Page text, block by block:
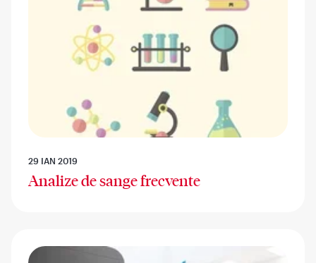
29 IAN 2019
Analize de sange frecvente